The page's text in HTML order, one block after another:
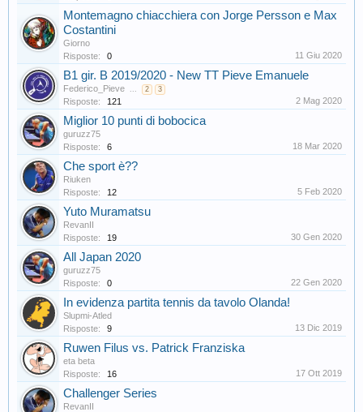
Montemagno chiacchiera con Jorge Persson e Max
Costantini
Giorno
Risposte:
0 11 Giu 2020
B1 gir. B 2019/2020 - New TT Pieve Emanuele
Federico_Pieve ... 2 3
Risposte: 121 2 Mag 2020
Miglior 10 punti di bobocica
guruzz75
Risposte:
6 18 Mar 2020
Che sport è??
Riuken
Risposte:
12 5 Feb 2020
Yuto Muramatsu
RevanII
Risposte:
19 30 Gen 2020
All Japan 2020
guruzz75
Risposte:
0 22 Gen 2020
In evidenza partita tennis da tavolo Olanda!
Slupmi-Atled
Risposte:
9 13 Dic 2019
Ruwen Filus vs. Patrick Franziska
eta beta
Risposte:
16 17 Ott 2019
Challenger Series
RevanII